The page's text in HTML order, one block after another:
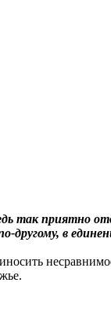
так приятно
в